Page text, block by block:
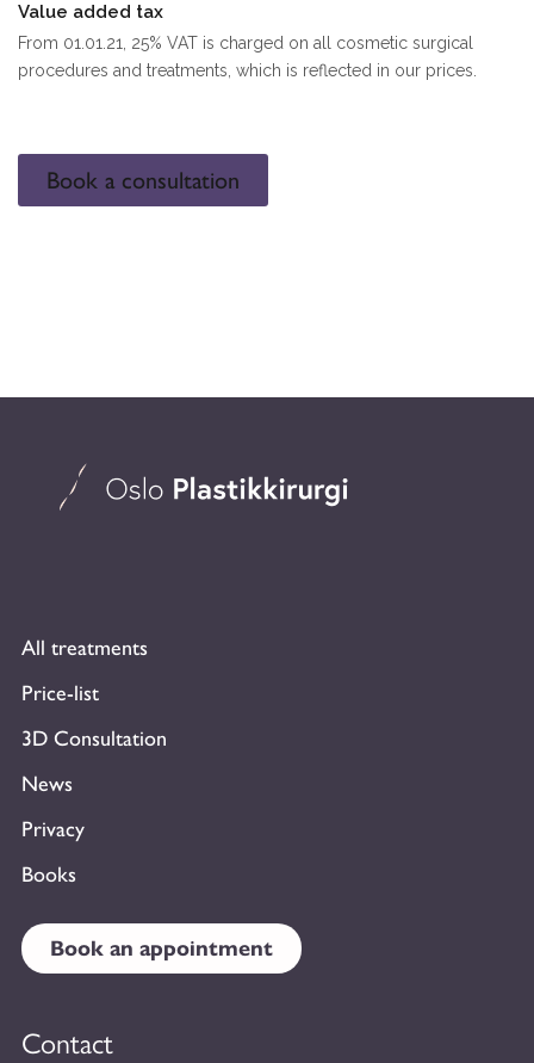
Value added tax
From 01.01.21, 25% VAT is charged on all cosmetic surgical
procedures and treatments, which is reflected in our prices.
Book a consultation
All treatments
Price-list
3D Consultation
News
Privacy
Books
Book an appointment
Contact